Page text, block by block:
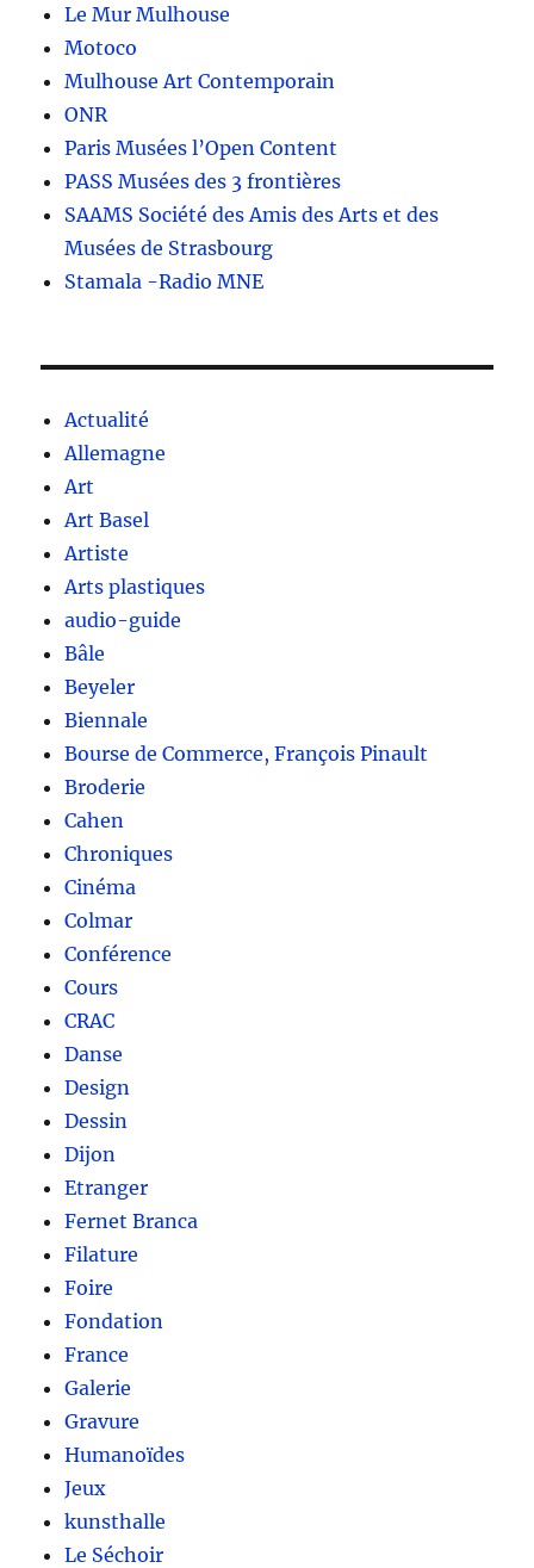
Le Mur Mulhouse
Motoco
Mulhouse Art Contemporain
ONR
Paris Musées l’Open Content
PASS Musées des 3 frontières
SAAMS Société des Amis des Arts et des
Musées de Strasbourg
Stamala -Radio MNE
Actualité
Allemagne
Art
Art Basel
Artiste
Arts plastiques
audio-guide
Bâle
Beyeler
Biennale
Bourse de Commerce, François Pinault
Broderie
Cahen
Chroniques
Cinéma
Colmar
Conférence
Cours
CRAC
Danse
Design
Dessin
Dijon
Etranger
Fernet Branca
Filature
Foire
Fondation
France
Galerie
Gravure
Humanoïdes
Jeux
kunsthalle
Le Séchoir